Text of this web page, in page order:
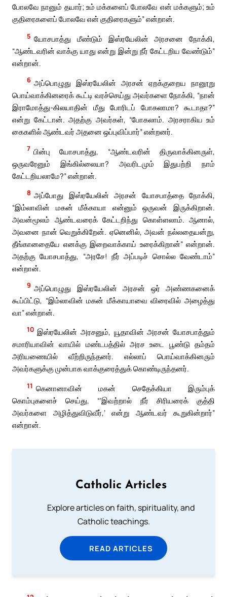
போலவே நானும் தயார்; உம் மக்களைப் போலவே என் மக்களும்; உம்
குதிரைகளைப் போலவே என் குதிரைகளும்” என்றான்.
5 யோசபாத்து மீண்டும் இஸ்ரயேலின் அரசனை நோக்கி,
“ஆண்டவரின் வாக்கு யாது என்று இன்று நீர் கேட்டறிய வேண்டும்”
என்றான்.
6 அப்பொழுது இஸ்ரயேலின் அரசன் ஏறக்குறைய நானூறு
பொய்வாக்கினரைக் கூட்டி வரச்செய்து அவர்களை நோக்கி, “நான்
இராமோத்து-கிலயாதின் மீது போரிடப் போகலாமா? கூடாதா?”
என்று கேட்டான். அதற்கு அவர்கள், “போகலாம். அரசராகிய உம்
கைகளில் ஆண்டவர் அதனை ஒப்புவிப்பார்” என்றனர்.
7 பின்பு யோசபாத்து, “ஆண்டவரின் திருவாக்கினருள்,
ஒருவரேனும் இங்கில்லையா? அவரிடமும் இதுபற்றி நாம்
கேட்டறியலாமே?” என்றான்.
8 அப்போது இஸ்ரயேலின் அரசன் யோசபாத்தை நோக்கி,
“இம்லாவின் மகன் மீக்காயா என்னும் ஒருவன் இருக்கிறான்.
அவன்மூலம் ஆண்டவரைக் கேட்டறிந்து கொள்ளலாம். ஆனால்,
அவனை நான் வெறுக்கிறேன். ஏனெனில், அவன் நல்லதையன்று,
தீங்கானதையே எனக்கு இறைவாக்காய் உரைக்கிறான்” என்றான்.
அதற்கு யோசபாத்து, “அரசே! நீர் அப்படிச் சொல்ல வேண்டாம்”
என்றான்.
9 அப்பொழுது இஸ்ரயேலின் அரசன் ஒர் அண்ணகனைக்
கூப்பிட்டு, “இம்லாவின் மகன் மீக்காயாவை விரைவில் அழைத்து
வா” என்றான்.
10 இஸ்ரயேலின் அரசனும், யூதாவின் அரசன் யோசபாத்தும்
சமாரியாவின் வாயில் மண்டபத்தில் அரச உடை பூண்டு தம்தம்
அரியணையில் வீற்றிருந்தனர். எல்லாப் பொய்வாக்கினரும்
அவர்களுக்கு முன்பாக வாக்குரைத்துக் கொண்டிருந்தனர்.
11 கெனானாவின் மகன் செதேக்கியா இரும்புக்
கொம்புகளைச் செய்து, “‘இவற்றால் நீர் சிரியரைக் குத்தி
அவர்களை அழித்துவிடுவீர்,’ என்று ஆண்டவர் கூறுகின்றார்”
என்றான்.
Catholic Articles
Explore articles on faith, spirituality, and
Catholic teachings.
READ ARTICLES